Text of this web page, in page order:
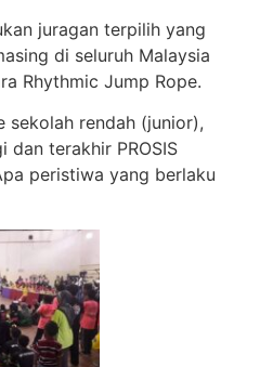
juragan terpilih yang
di seluruh Malaysia
Rhythmic Jump Rope.
rendah (junior),
dan terakhir PROSIS
peristiwa yang berlaku